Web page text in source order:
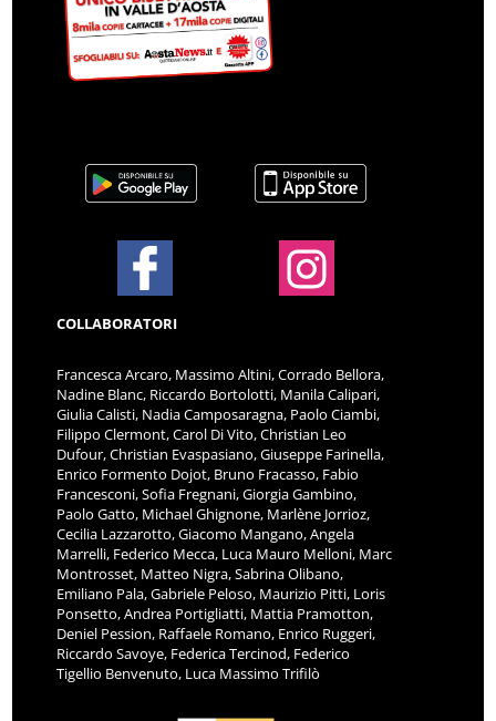
COLLABORATORI
Francesca Arcaro, Massimo Altini, Corrado Bellora,
Nadine Blanc, Riccardo Bortolotti, Manila Calipari,
Giulia Calisti, Nadia Camposaragna, Paolo Ciambi,
Filippo Clermont, Carol Di Vito, Christian Leo
Dufour, Christian Evaspasiano, Giuseppe Farinella,
Enrico Formento Dojot, Bruno Fracasso, Fabio
Francesconi, Sofia Fregnani, Giorgia Gambino,
Paolo Gatto, Michael Ghignone, Marlène Jorrioz,
Cecilia Lazzarotto, Giacomo Mangano, Angela
Marrelli, Federico Mecca, Luca Mauro Melloni, Marc
Montrosset, Matteo Nigra, Sabrina Olibano,
Emiliano Pala, Gabriele Peloso, Maurizio Pitti, Loris
Ponsetto, Andrea Portigliatti, Mattia Pramotton,
Deniel Pession, Raffaele Romano, Enrico Ruggeri,
Riccardo Savoye, Federica Tercinod, Federico
Tigellio Benvenuto, Luca Massimo Trifilò